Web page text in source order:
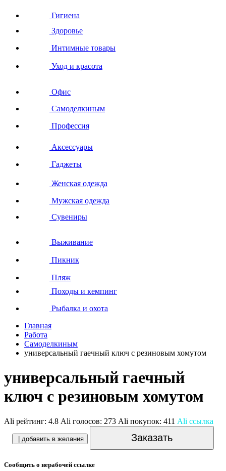
Гигиена
Здоровье
Интимные товары
Уход и красота
Офис
Самоделкиным
Профессия
Аксессуары
Гаджеты
Женская одежда
Мужская одежда
Сувениры
Выживание
Пикник
Пляж
Походы и кемпинг
Рыбалка и охота
Главная
Работа
Самоделкиным
универсальный гаечный ключ с резиновым хомутом
универсальный гаечный
ключ с резиновым хомутом
Ali рейтинг: 4.8 Ali голосов: 273 Ali покупок: 411 Ali ссылка
| добавить в желания Заказать
Сообщить о нерабочей ссылке